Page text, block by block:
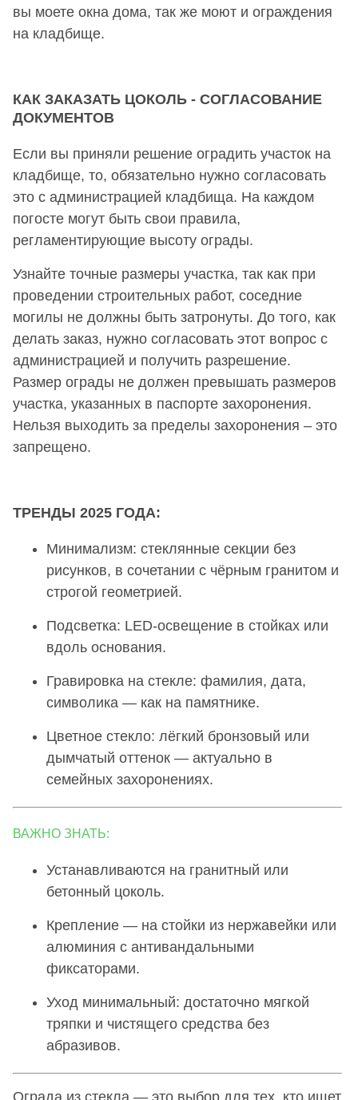
вы моете окна дома, так же моют и ограждения
на кладбище.
КАК ЗАКАЗАТЬ ЦОКОЛЬ - СОГЛАСОВАНИЕ
ДОКУМЕНТОВ
Если вы приняли решение оградить участок на
кладбище, то, обязательно нужно согласовать
это с администрацией кладбища. На каждом
погосте могут быть свои правила,
регламентирующие высоту ограды.
Узнайте точные размеры участка, так как при
проведении строительных работ, соседние
могилы не должны быть затронуты. До того, как
делать заказ, нужно согласовать этот вопрос с
администрацией и получить разрешение.
Размер ограды не должен превышать размеров
участка, указанных в паспорте захоронения.
Нельзя выходить за пределы захоронения – это
запрещено.
ТРЕНДЫ 2025 ГОДА:
Минимализм: стеклянные секции без
рисунков, в сочетании с чёрным гранитом и
строгой геометрией.
Подсветка: LED-освещение в стойках или
вдоль основания.
Гравировка на стекле: фамилия, дата,
символика — как на памятнике.
Цветное стекло: лёгкий бронзовый или
дымчатый оттенок — актуально в
семейных захоронениях.
ВАЖНО ЗНАТЬ:
Устанавливаются на гранитный или
бетонный цоколь.
Крепление — на стойки из нержавейки или
алюминия с антивандальными
фиксаторами.
Уход минимальный: достаточно мягкой
тряпки и чистящего средства без
абразивов.